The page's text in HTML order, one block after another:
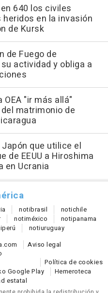
640 los civiles
en la invasión
de Kursk
de Fuego de
actividad y obliga a
OEA "ir más allá"
matrimonio de
que utilice el
de EEUU a Hiroshima
en Ucrania
notibrasil notichile
notiméxico notipanama
perú notiuruguay
Aviso legal
Política de cookies
Google Play
Hemeroteca
estatal